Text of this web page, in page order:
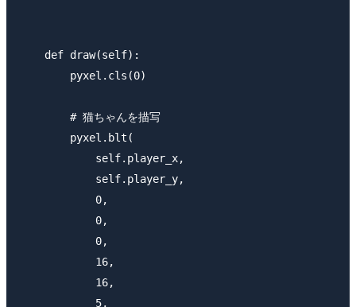
    def draw(self):
        pyxel.cls(0)
        # 猫ちゃんを描写
        pyxel.blt(
            self.player_x,
            self.player_y,
            0,
            0,
            0,
            16,
            16,
            5,